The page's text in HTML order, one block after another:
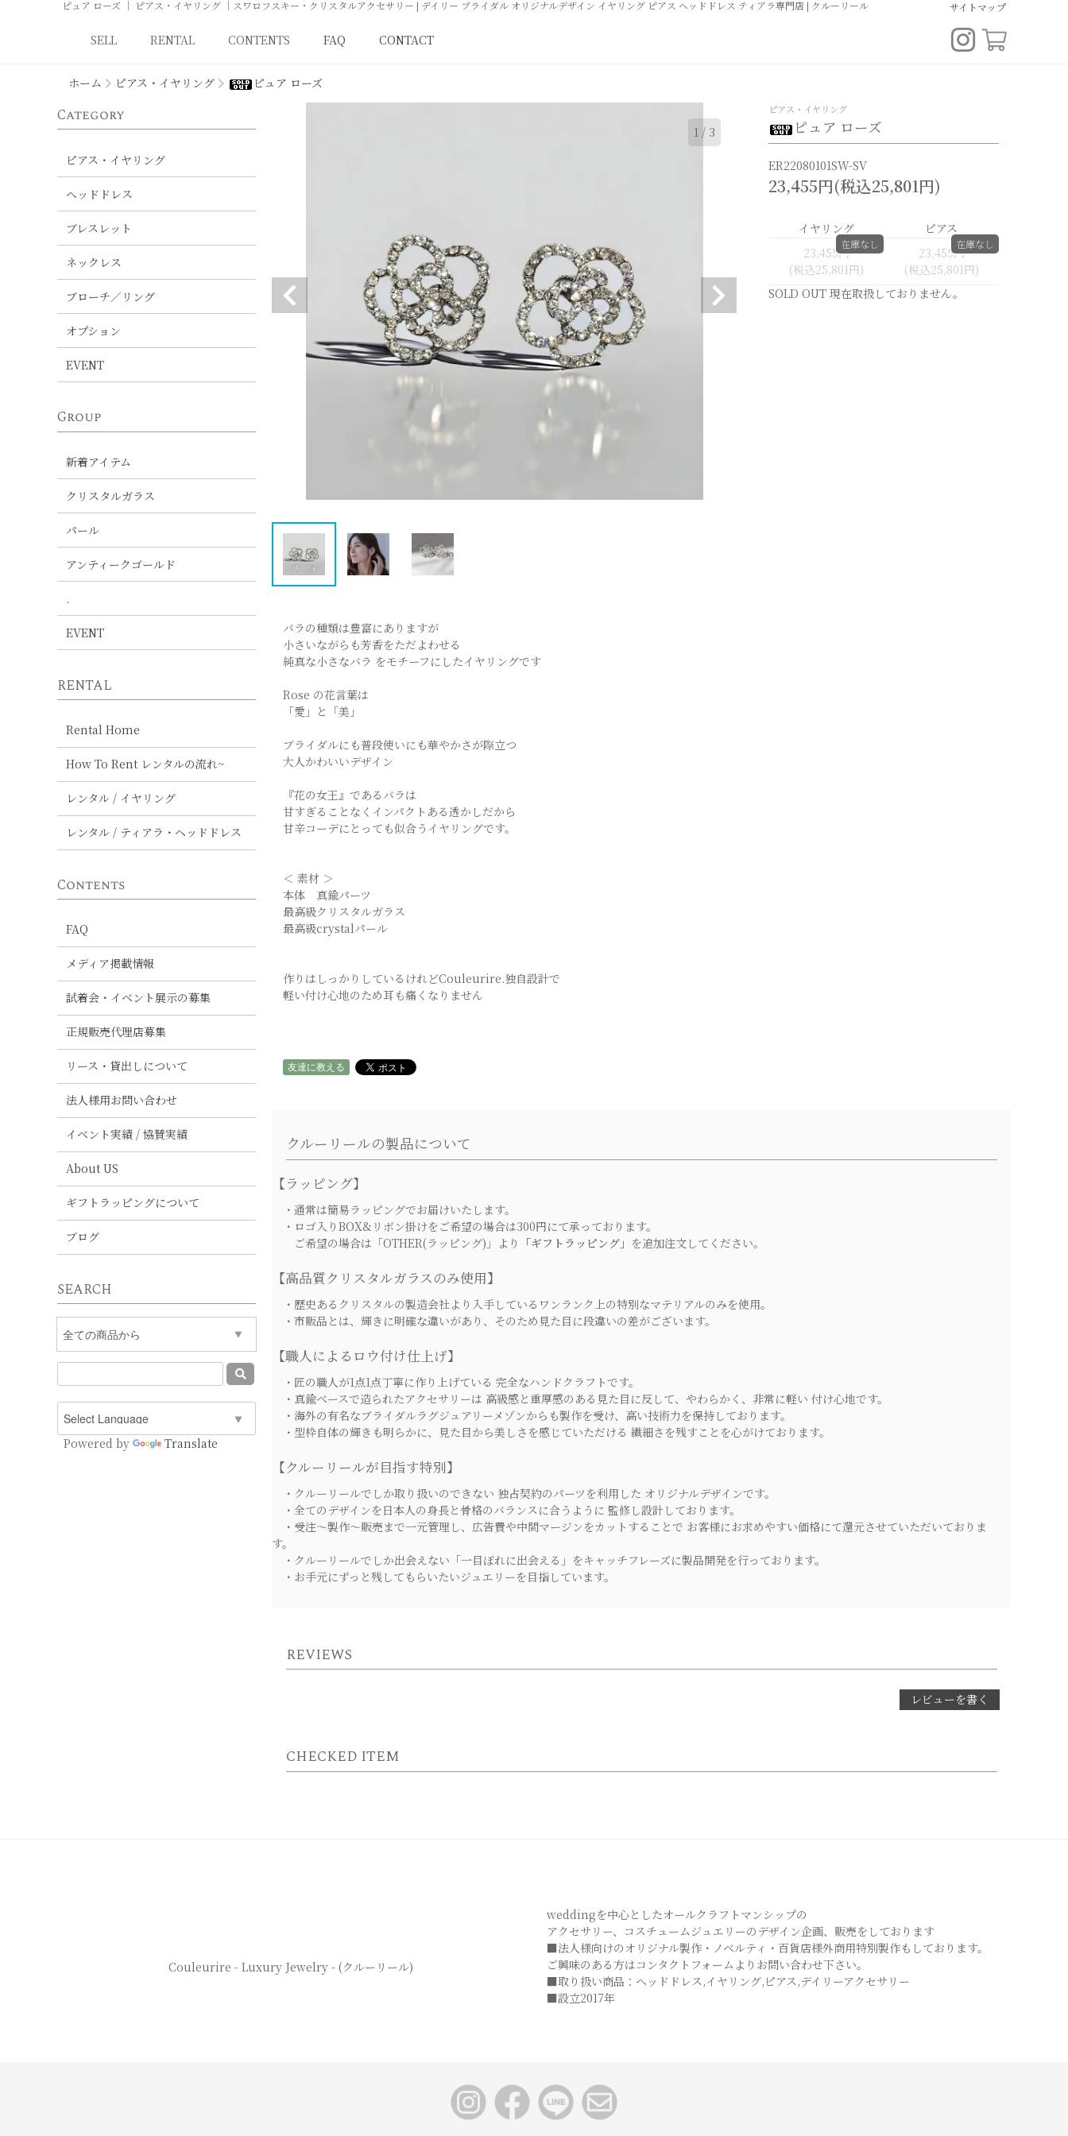
ピュア ローズ ｜ ピアス・イヤリング ｜スワロフスキー・クリスタルアクセサリー | デイリー ブライダル オリジナルデザイン イヤリング ピアス ヘッドドレス ティアラ専門店 | クルーリール サイトマップ
ホーム ピアス・イヤリング ピュア ローズ
1 / 3
ピアス・イヤリング
ピュア ローズ
ER22080101SW-SV
23,455円(税込25,801円)
イヤリング
ピアス
23,455円
(税込25,801円)
在庫なし
23,455円
(税込25,801円)
在庫なし
SOLD OUT 現在取扱しておりません。
バラの種類は豊富にありますが
小さいながらも芳香をただよわせる
純真な小さなバラ をモチーフにしたイヤリングです
Rose の花言葉は
「愛」と「美」
ブライダルにも普段使いにも華やかさが際立つ
大人かわいいデザイン
『花の女王』であるバラは
甘すぎることなくインパクトある透かしだから
甘辛コーデにとっても似合うイヤリングです。
＜ 素材 ＞
本体 真鍮パーツ
最高級クリスタルガラス
最高級crystalパール
作りはしっかりしているけれどCouleurire.独自設計で
軽い付け心地のため耳も痛くなりません
友達に教える
クルーリールの製品について
【ラッピング】
・通常は簡易ラッピングでお届けいたします。
・ロゴ入りBOX&リボン掛けをご希望の場合は300円にて承っております。
ご希望の場合は「OTHER(ラッピング)」より
「ギフトラッピング」 を追加注文してください。
【高品質クリスタルガラスのみ使用】
・歴史あるクリスタルの製造会社より入手しているワンランク上の特別なマテリアルのみを使用。
・市販品とは、輝きに明確な違いがあり、そのため見た目に段違いの差がございます。
【職人によるロウ付け仕上げ】
・匠の職人が1点1点丁寧に作り上げている 完全なハンドクラフトです。
・真鍮ベースで造られたアクセサリーは 高級感と重厚感のある見た目に反して、やわらかく、非常に軽い 付け心地です。
・海外の有名なブライダルラグジュアリーメゾンからも製作を受け、高い技術力を保持しております。
・型枠自体の輝きも明らかに、見た目から美しさを感じていただける 繊細さを残すことを心がけております。
【クルーリールが目指す特別】
・クルーリールでしか取り扱いのできない 独占契約のパーツを利用した オリジナルデザインです。
・全てのデザインを日本人の身長と骨格のバランスに合うように 監修し設計しております。
・受注～製作～販売まで一元管理し、広告費や中間マージンをカットすることで お客様にお求めやすい価格にて還元させていただいておりま
す。
・クルーリールでしか出会えない「一目ぼれに出会える」をキャッチフレーズに製品開発を行っております。
・お手元にずっと残してもらいたいジュエリーを目指しています。
REVIEWS
レビューを書く
CHECKED ITEM
Category
ピアス・イヤリング
ヘッドドレス
ブレスレット
ネックレス
ブローチ／リング
オプション
EVENT
Group
新着アイテム
クリスタルガラス
パール
アンティークゴールド
.
EVENT
RENTAL
Rental Home
レンタル / イヤリング
How To Rent レンタルの流れ~
レンタル / ティアラ・ヘッドドレス
Contents
試着会・イベント展示の募集
リース・貸出しについて
正規販売代理店募集
メディア掲載情報
FAQ
法人様用お問い合わせ
イベント実績 / 協賛実績
About US
ギフトラッピングについて
ブログ
SEARCH
Powered by Translate
Couleurire - Luxury Jewelry - (クルーリール)
weddingを中心としたオールクラフトマンシップの
アクセサリー、コスチュームジュエリーのデザイン企画、販売をしております
■法人様向けのオリジナル製作・ノベルティ・百貨店様外商用特別製作もしております。
ご興味のある方はコンタクトフォームよりお問い合わせ下さい。
■取り扱い商品：ヘッドドレス,イヤリング,ピアス,デイリーアクセサリー
■設立2017年
SELL RENTAL CONTENTS FAQ CONTACT
RENTAL
CONTENTS